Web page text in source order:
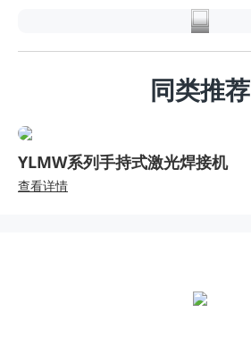
同类推荐
YLMW系列手持式激光焊接机
查看详情